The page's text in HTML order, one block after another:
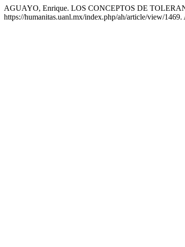
AGUAYO, Enrique. LOS CONCEPTOS DE
https://humanitas.uanl.mx/index.php/ah/article/view/1469.